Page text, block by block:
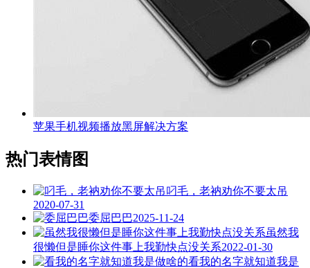
苹果手机视频播放黑屏解决方案
热门表情图
叼毛，老衲劝你不要太吊
2020-07-31
委屈巴巴2025-11-24
虽然我
很懒但是睡你这件事上我勤快点没关系2022-01-30
看我的名字就知道我是